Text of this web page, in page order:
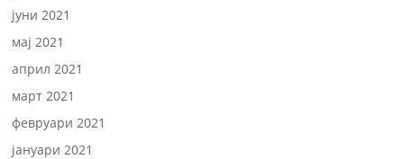
јуни 2021
мај 2021
април 2021
март 2021
февруари 2021
јануари 2021